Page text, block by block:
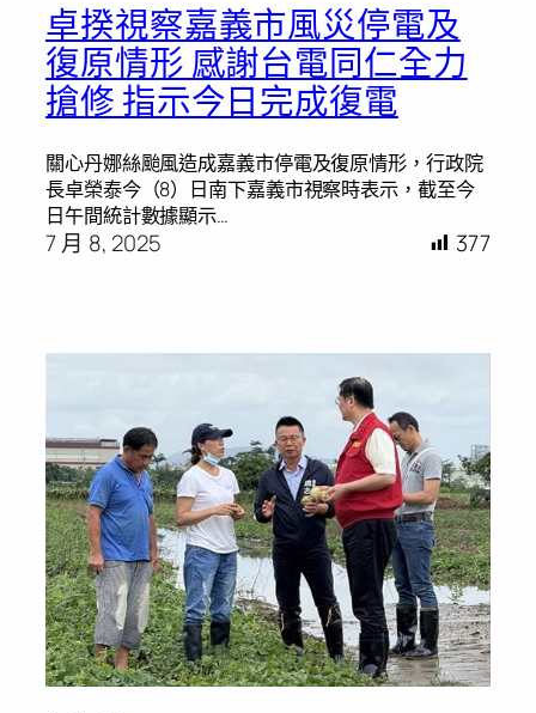
卓揆視察嘉義市風災停電及
復原情形 感謝台電同仁全力
搶修 指示今日完成復電
關心丹娜絲颱風造成嘉義市停電及復原情形，行政院
長卓榮泰今（8）日南下嘉義市視察時表示，截至今
日午間統計數據顯示…
7 月 8, 2025 377